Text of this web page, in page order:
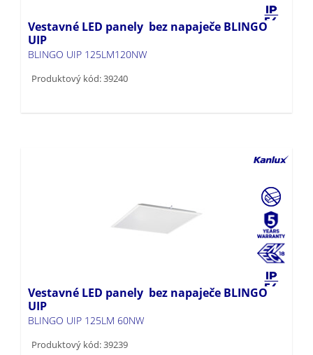
Vestavné LED panely bez napaječe BLINGO
UIP
BLINGO UIP 125LM120NW
Produktový kód: 39240
Vestavné LED panely bez napaječe BLINGO
UIP
BLINGO UIP 125LM 60NW
Produktový kód: 39239